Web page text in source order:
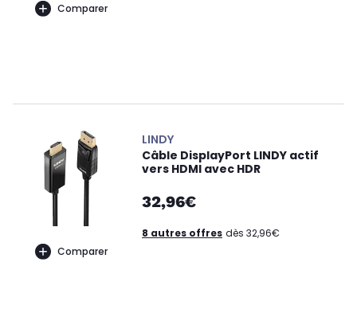
Comparer
Comparer
LINDY
Câble DisplayPort LINDY actif
vers HDMI avec HDR
32,96€
8 autres offres dès 32,96€